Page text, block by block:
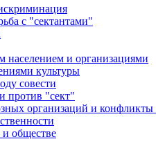
с "сектантами"
и организациями
культуры
совести
против "сект"
организаций и
обществе